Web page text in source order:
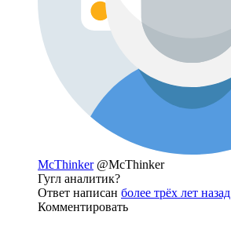
McThinker @McThinker
Гугл аналитик?
Ответ написан более трёх лет назад
Комментировать